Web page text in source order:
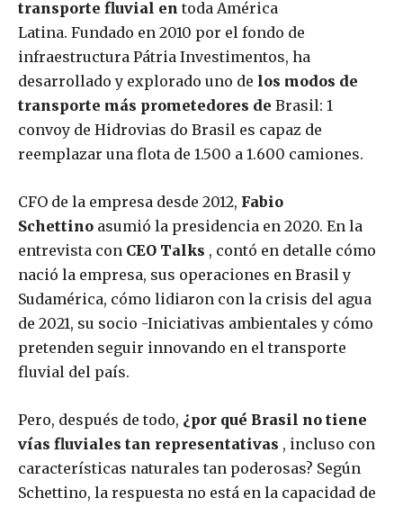
transporte fluvial en toda América
Latina. Fundado en 2010 por el fondo de
infraestructura Pátria Investimentos, ha
desarrollado y explorado uno de los modos de
transporte más prometedores de Brasil: 1
convoy de Hidrovias do Brasil es capaz de
reemplazar una flota de 1.500 a 1.600 camiones.
CFO de la empresa desde 2012, Fabio
Schettino asumió la presidencia en 2020. En la
entrevista con CEO Talks , contó en detalle cómo
nació la empresa, sus operaciones en Brasil y
Sudamérica, cómo lidiaron con la crisis del agua
de 2021, su socio -Iniciativas ambientales y cómo
pretenden seguir innovando en el transporte
fluvial del país.
Pero, después de todo, ¿por qué Brasil no tiene
vías fluviales tan representativas , incluso con
características naturales tan poderosas? Según
Schettino, la respuesta no está en la capacidad de